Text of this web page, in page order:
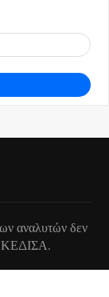
αναλυτών δεν
ΚΕΔΙΣΑ.